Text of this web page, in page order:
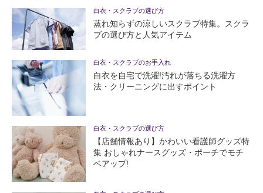
白衣・スクラブの選び方
蒸れ知らずの涼しいスクラブ特集。スクラ
ブの選び方と人気アイテム
白衣・スクラブのお手入れ
白衣を自宅で洗濯!汚れが落ちる洗濯方
法・クリーニングに出すポイント
白衣・スクラブの選び方
【店舗情報あり】かわいい看護師グッズ特
集 おしゃれナースグッズ・ポーチでモチ
ベアップ!